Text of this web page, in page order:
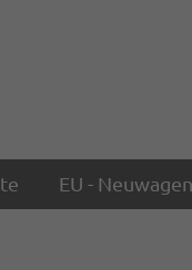
EU - Neuwagen